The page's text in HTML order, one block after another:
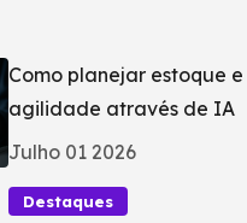
Como planejar estoque
agilidade através de IA
Julho 01 2026
Destaques